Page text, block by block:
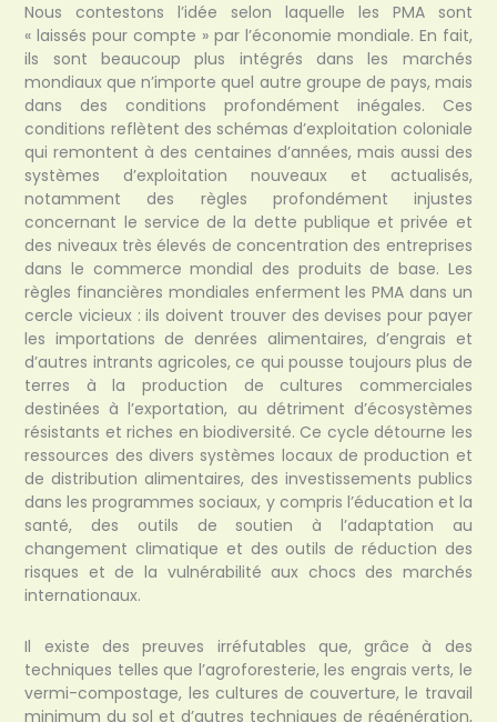
Nous contestons l’idée selon laquelle les PMA sont
« laissés pour compte » par l’économie mondiale. En fait,
ils sont beaucoup plus intégrés dans les marchés
mondiaux que n’importe quel autre groupe de pays, mais
dans des conditions profondément inégales. Ces
conditions reflètent des schémas d’exploitation coloniale
qui remontent à des centaines d’années, mais aussi des
systèmes d’exploitation nouveaux et actualisés,
notamment des règles profondément injustes
concernant le service de la dette publique et privée et
des niveaux très élevés de concentration des entreprises
dans le commerce mondial des produits de base. Les
règles financières mondiales enferment les PMA dans un
cercle vicieux : ils doivent trouver des devises pour payer
les importations de denrées alimentaires, d’engrais et
d’autres intrants agricoles, ce qui pousse toujours plus de
terres à la production de cultures commerciales
destinées à l’exportation, au détriment d’écosystèmes
résistants et riches en biodiversité. Ce cycle détourne les
ressources des divers systèmes locaux de production et
de distribution alimentaires, des investissements publics
dans les programmes sociaux, y compris l’éducation et la
santé, des outils de soutien à l’adaptation au
changement climatique et des outils de réduction des
risques et de la vulnérabilité aux chocs des marchés
internationaux.
Il existe des preuves irréfutables que, grâce à des
techniques telles que l’agroforesterie, les engrais verts, le
vermi-compostage, les cultures de couverture, le travail
minimum du sol et d’autres techniques de régénération,